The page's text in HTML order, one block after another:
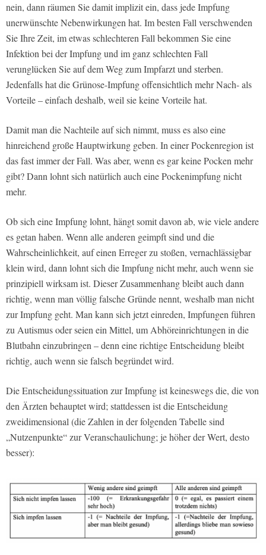
nein, dann räumen Sie damit implizit ein, dass jede Impfung
unerwünschte Nebenwirkungen hat. Im besten Fall verschwenden
Sie Ihre Zeit, im etwas schlechteren Fall bekommen Sie eine
Infektion bei der Impfung und im ganz schlechten Fall
verunglücken Sie auf dem Weg zum Impfarzt und sterben.
Jedenfalls hat die Grünose-Impfung offensichtlich mehr Nach- als
Vorteile – einfach deshalb, weil sie keine Vorteile hat.
Damit man die Nachteile auf sich nimmt, muss es also eine
hinreichend große Hauptwirkung geben. In einer Pockenregion ist
das fast immer der Fall. Was aber, wenn es gar keine Pocken mehr
gibt? Dann lohnt sich natürlich auch eine Pockenimpfung nicht
mehr.
Ob sich eine Impfung lohnt, hängt somit davon ab, wie viele andere
es getan haben. Wenn alle anderen geimpft sind und die
Wahrscheinlichkeit, auf einen Erreger zu stoßen, vernachlässigbar
klein wird, dann lohnt sich die Impfung nicht mehr, auch wenn sie
prinzipiell wirksam ist. Dieser Zusammenhang bleibt auch dann
richtig, wenn man völlig falsche Gründe nennt, weshalb man nicht
zur Impfung geht. Man kann sich jetzt einreden, Impfungen führen
zu Autismus oder seien ein Mittel, um Abhöreinrichtungen in die
Blutbahn einzubringen – denn eine richtige Entscheidung bleibt
richtig, auch wenn sie falsch begründet wird.
Die Entscheidungssituation zur Impfung ist keineswegs die, die von
den Ärzten behauptet wird; stattdessen ist die Entscheidung
zweidimensional (die Zahlen in der folgenden Tabelle sind
„Nutzenpunkte“ zur Veranschaulichung; je höher der Wert, desto
besser):